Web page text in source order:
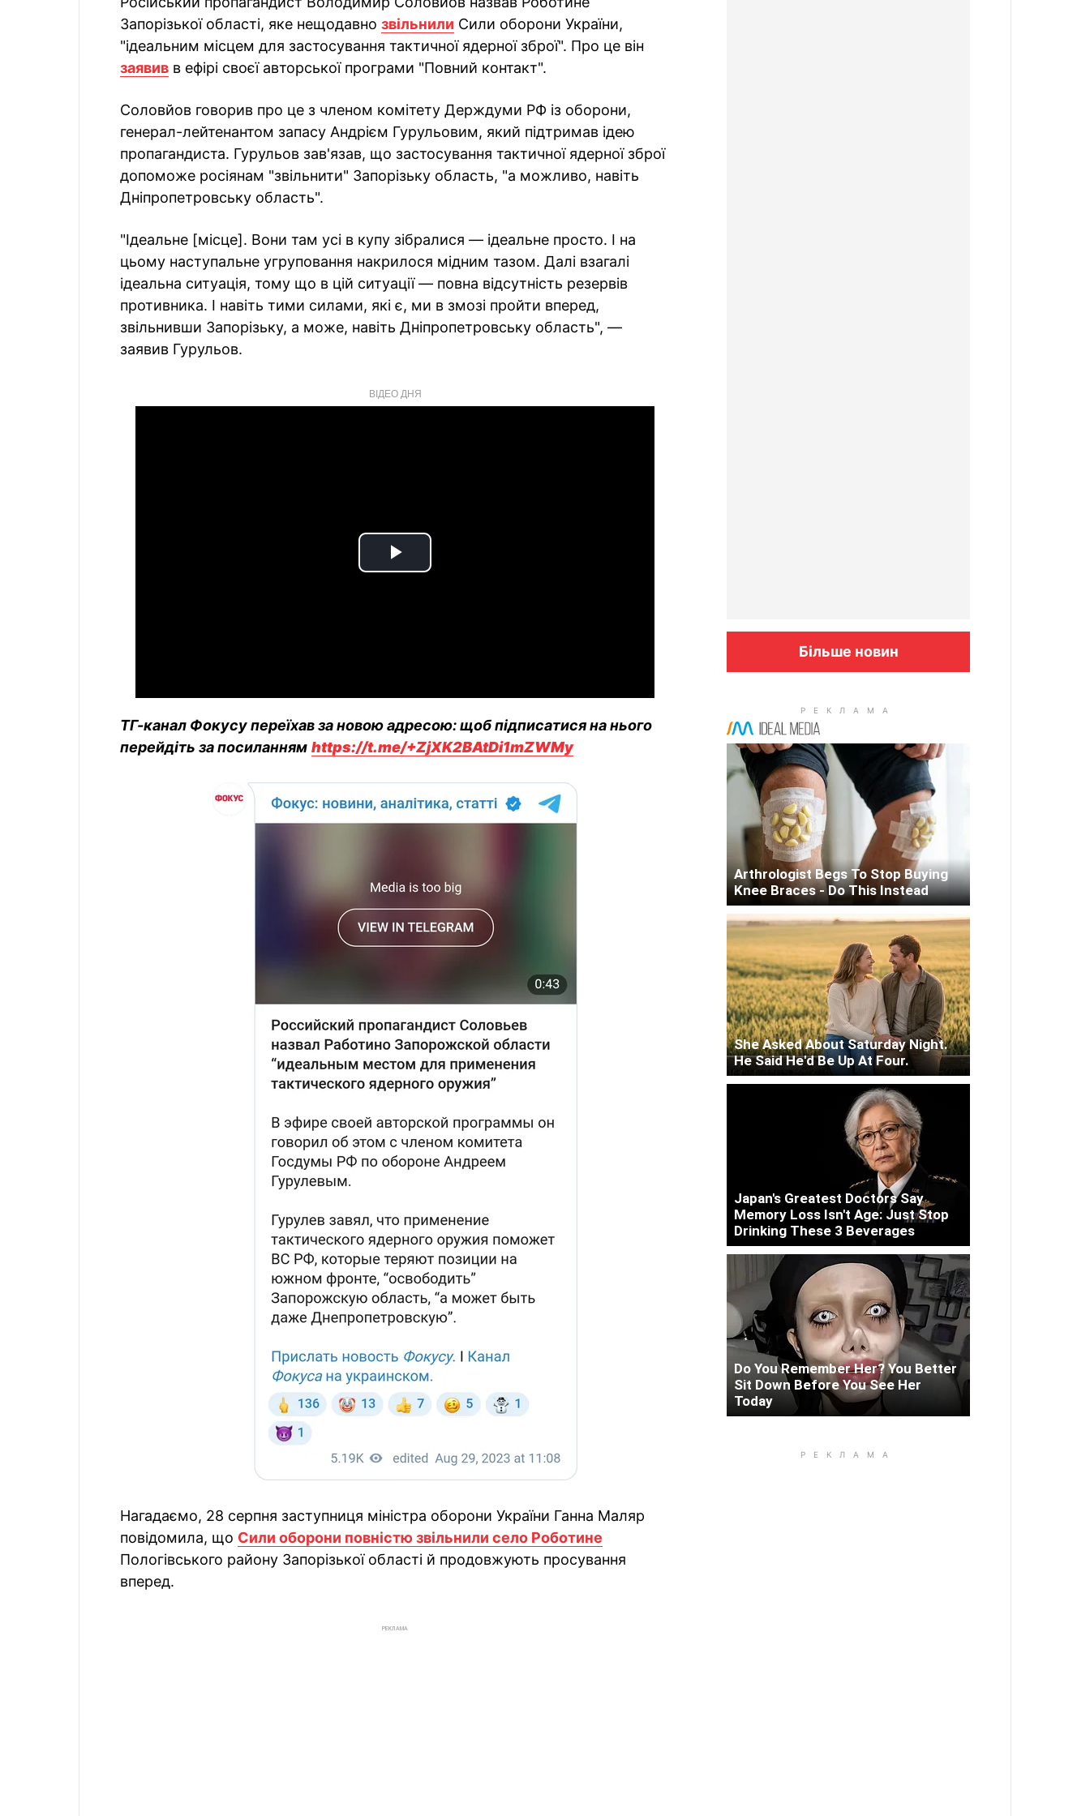
Запорізької області, яке нещодавно звільнили Сили оборони України,
"ідеальним місцем для застосування тактичної ядерної зброї". Про це він
заявив в ефірі своєї авторської програми "Повний контакт".
Соловйов говорив про це з членом комітету Держдуми РФ із оборони,
генерал-лейтенантом запасу Андрієм Гурульовим, який підтримав ідею
пропагандиста. Гурульов зав'язав, що застосування тактичної ядерної зброї
допоможе росіянам "звільнити" Запорізьку область, "а можливо, навіть
Дніпропетровську область".
"Ідеальне [місце]. Вони там усі в купу зібралися — ідеальне просто. І на
цьому наступальне угруповання накрилося мідним тазом. Далі взагалі
ідеальна ситуація, тому що в цій ситуації — повна відсутність резервів
противника. І навіть тими силами, які є, ми в змозі пройти вперед,
звільнивши Запорізьку, а може, навіть Дніпропетровську область", —
заявив Гурульов.
ВІДЕО ДНЯ
Play
ТГ-канал Фокусу переїхав за новою адресою: щоб підписатися на нього
перейдіть за посиланням https://t.me/+ZjXK2BAtDi1mZWMy
Нагадаємо, 28 серпня заступниця міністра оборони України Ганна Маляр
повідомила, що Сили оборони повністю звільнили село Роботине
Пологівського району Запорізької області й продовжують просування
вперед.
РЕКЛАМА
Більше новин
Arthrologist Begs To Stop Buying
Knee Braces - Do This Instead
She Asked About Saturday Night.
He Said He'd Be Up At Four.
Japan's Greatest Doctors Say
Memory Loss Isn't Age: Just Stop
Drinking These 3 Beverages
Do You Remember Her? You Better
Sit Down Before You See Her
Today